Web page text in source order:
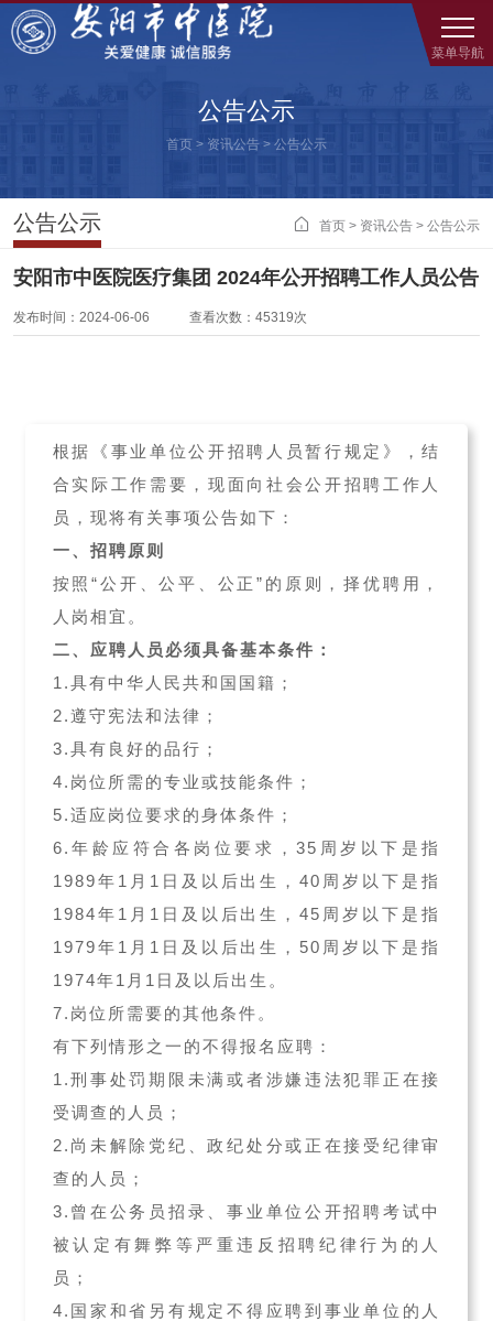
菜单导航
公告公示
首页 > 资讯公告 > 公告公示
公告公示  首页 > 资讯公告 > 公告公示
安阳市中医院医疗集团 2024年公开招聘工作人员公告
发布时间：2024-06-06 查看次数：45319次
根据《事业单位公开招聘人员暂行规定》，结
合实际工作需要，现面向社会公开招聘工作人
员，现将有关事项公告如下：
一、招聘原则
按照“公开、公平、公正”的原则，择优聘用，
人岗相宜。
二、应聘人员必须具备基本条件：
1.具有中华人民共和国国籍；
2.遵守宪法和法律；
3.具有良好的品行；
4.岗位所需的专业或技能条件；
5.适应岗位要求的身体条件；
6.年龄应符合各岗位要求，35周岁以下是指
1989年1月1日及以后出生，40周岁以下是指
1984年1月1日及以后出生，45周岁以下是指
1979年1月1日及以后出生，50周岁以下是指
1974年1月1日及以后出生。
7.岗位所需要的其他条件。
有下列情形之一的不得报名应聘：
1.刑事处罚期限未满或者涉嫌违法犯罪正在接
受调查的人员；
2.尚未解除党纪、政纪处分或正在接受纪律审
查的人员；
3.曾在公务员招录、事业单位公开招聘考试中
被认定有舞弊等严重违反招聘纪律行为的人
员；
4.国家和省另有规定不得应聘到事业单位的人